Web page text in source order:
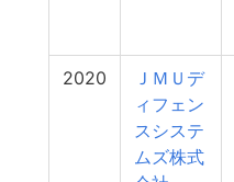
2020
ＪＭＵデ
ィフェン
スシステ
ムズ株式